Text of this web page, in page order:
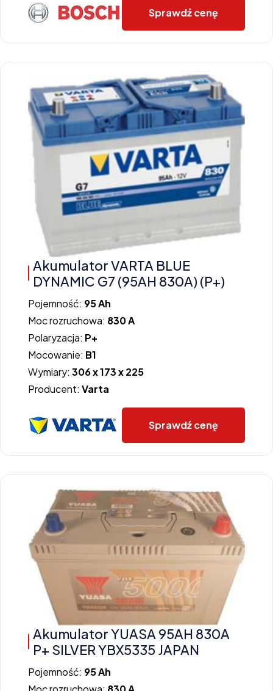
Sprawdź cenę
Akumulator VARTA BLUE
DYNAMIC G7 (95AH 830A) (P+)
Pojemność: 95 Ah
Moc rozruchowa: 830 A
Polaryzacja: P+
Mocowanie: B1
Wymiary: 306 x 173 x 225
Producent: Varta
Sprawdź cenę
Akumulator YUASA 95AH 830A
P+ SILVER YBX5335 JAPAN
Pojemność: 95 Ah